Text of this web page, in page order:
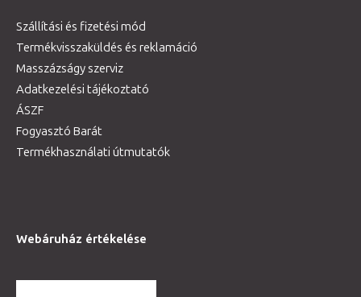
Szállítási és fizetési mód
Termékvisszaküldés és reklamáció
Masszázságy szerviz
Adatkezelési tájékoztató
ÁSZF
Fogyasztó Barát
Termékhasználati útmutatók
Webáruház értékelése